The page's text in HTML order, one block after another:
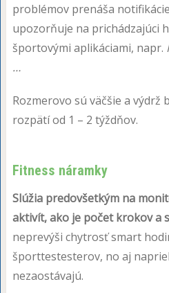
problémov prenáša
upozorňuje na prichádzajúci
športovými aplikáciami, napr.
…
Rozmerovo sú väčšie a výdrž
rozpätí od 1 – 2 týždňov.
Fitness náramky
Slúžia predovšetkým na
aktivít, ako je počet krokov a
neprevýši chytrosť smart
športtestesterov, no aj
nezaostávajú.